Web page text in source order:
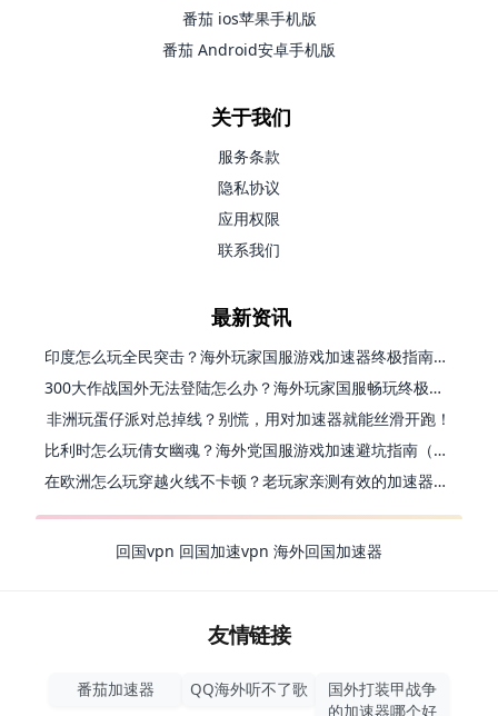
番茄 ios苹果手机版
番茄 Android安卓手机版
关于我们
服务条款
隐私协议
应用权限
联系我们
最新资讯
印度怎么玩全民突击？海外玩家国服游戏加速器终极指南（附原神延迟优化+精灵之境加速器选择）
300大作战国外无法登陆怎么办？海外玩家国服畅玩终极指南（附实测推荐）
非洲玩蛋仔派对总掉线？别慌，用对加速器就能丝滑开跑！
比利时怎么玩倩女幽魂？海外党国服游戏加速避坑指南（附实测推荐）
在欧洲怎么玩穿越火线不卡顿？老玩家亲测有效的加速器选择指南
回国vpn 回国加速vpn 海外回国加速器
友情链接
番茄加速器 QQ海外听不了歌
国外打装甲战争
的加速器哪个好